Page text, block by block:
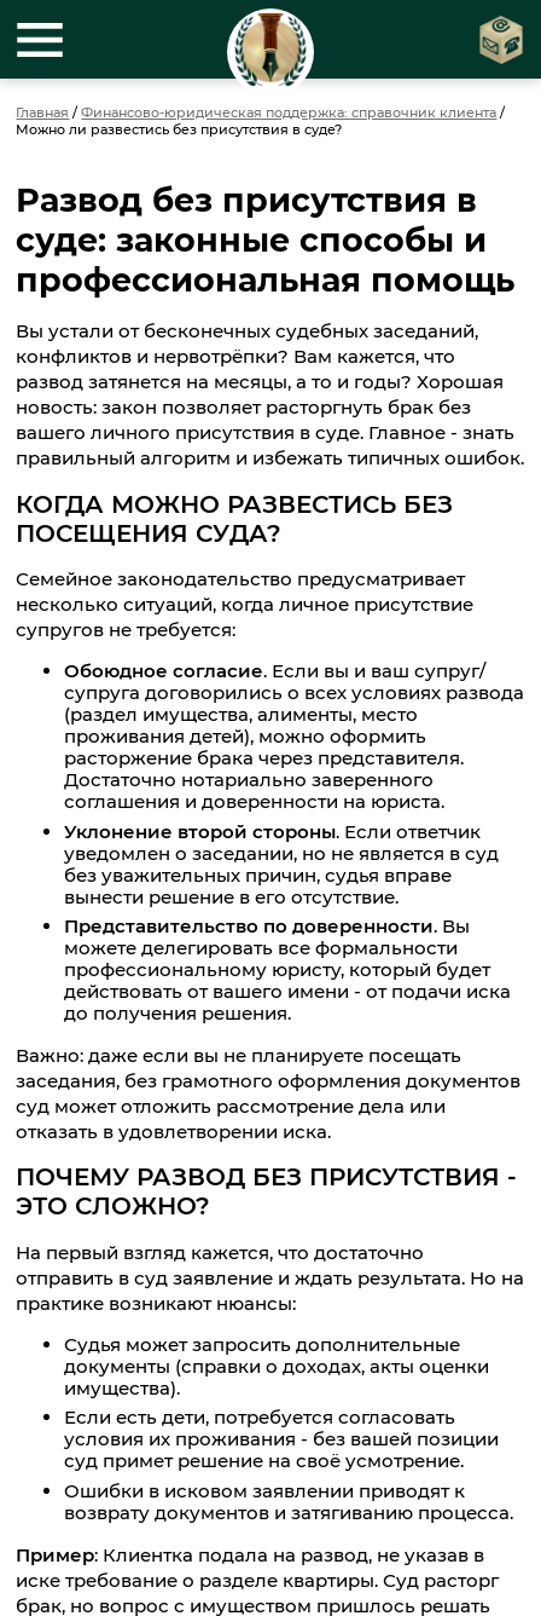
Главная /Финансово-юридическая поддержка: справочник клиента /
Можно ли развестись без присутствия в суде?
Развод без присутствия в
суде: законные способы и
профессиональная помощь
Вы устали от бесконечных судебных заседаний,
конфликтов и нервотрёпки? Вам кажется, что
развод затянется на месяцы, а то и годы? Хорошая
новость: закон позволяет расторгнуть брак без
вашего личного присутствия в суде. Главное - знать
правильный алгоритм и избежать типичных ошибок.
КОГДА МОЖНО РАЗВЕСТИСЬ БЕЗ
ПОСЕЩЕНИЯ СУДА?
Семейное законодательство предусматривает
несколько ситуаций, когда личное присутствие
супругов не требуется:
Обоюдное согласие. Если вы и ваш супруг/
супруга договорились о всех условиях развода
(раздел имущества, алименты, место
проживания детей), можно оформить
расторжение брака через представителя.
Достаточно нотариально заверенного
соглашения и доверенности на юриста.
Уклонение второй стороны. Если ответчик
уведомлен о заседании, но не является в суд
без уважительных причин, судья вправе
вынести решение в его отсутствие.
Представительство по доверенности. Вы
можете делегировать все формальности
профессиональному юристу, который будет
действовать от вашего имени - от подачи иска
до получения решения.
Важно: даже если вы не планируете посещать
заседания, без грамотного оформления документов
суд может отложить рассмотрение дела или
отказать в удовлетворении иска.
ПОЧЕМУ РАЗВОД БЕЗ ПРИСУТСТВИЯ -
ЭТО СЛОЖНО?
На первый взгляд кажется, что достаточно
отправить в суд заявление и ждать результата. Но на
практике возникают нюансы:
Судья может запросить дополнительные
документы (справки о доходах, акты оценки
имущества).
Если есть дети, потребуется согласовать
условия их проживания - без вашей позиции
суд примет решение на своё усмотрение.
Ошибки в исковом заявлении приводят к
возврату документов и затягиванию процесса.
Пример: Клиентка подала на развод, не указав в
иске требование о разделе квартиры. Суд расторг
брак, но вопрос с имуществом пришлось решать